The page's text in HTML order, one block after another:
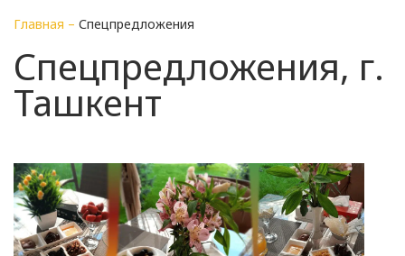
Главная – Спецпредложения
Спецпредложения, г.
Ташкент